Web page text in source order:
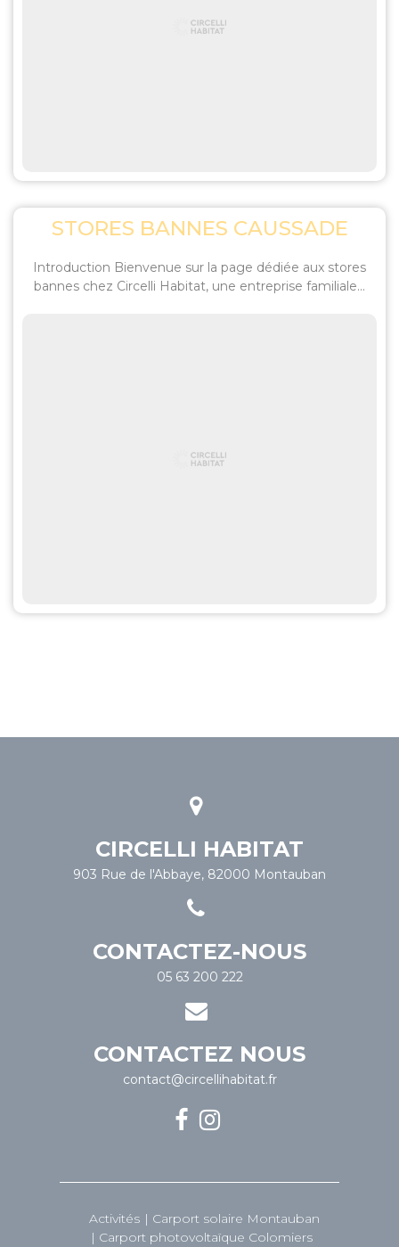
STORES BANNES CAUSSADE
Introduction Bienvenue sur la page dédiée aux stores
bannes chez Circelli Habitat, une entreprise familiale...
CIRCELLI HABITAT
903 Rue de l'Abbaye, 82000 Montauban
CONTACTEZ-NOUS
05 63 200 222
CONTACTEZ NOUS
contact@circellihabitat.fr
Activités
Carport solaire Montauban
Carport photovoltaïque Colomiers